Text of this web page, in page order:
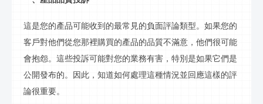
這是您的產品可能收到的最常見的負面評論類型。如果您的
客戶對他們從您那裡購買的產品的品質不滿意，他們很可能
會抱怨。這些投訴可能對您的業務有害，特別是如果它們是
公開發布的。因此，知道如何處理這種情況並回應這樣的評
論很重要。